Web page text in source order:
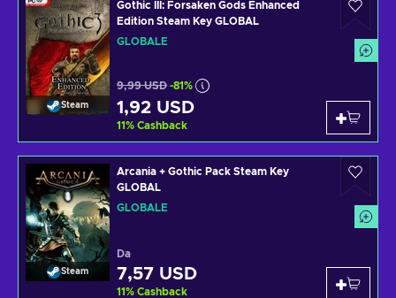
Steam
Gothic III: Forsaken Gods Enhanced
Edition Steam Key GLOBAL
GLOBALE
9,99 USD -81%
1,92 USD
11% Cashback
Steam
Arcania + Gothic Pack Steam Key
GLOBAL
GLOBALE
Da
7,57 USD
11% Cashback